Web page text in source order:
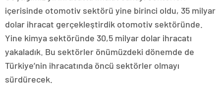
içerisinde otomotiv sektörü yine birinci oldu, 35 milyar
dolar ihracat gerçekleştirdik otomotiv sektöründe.
Yine kimya sektöründe 30,5 milyar dolar ihracatı
yakaladık. Bu sektörler önümüzdeki dönemde de
Türkiye’nin ihracatında öncü sektörler olmayı
sürdürecek.